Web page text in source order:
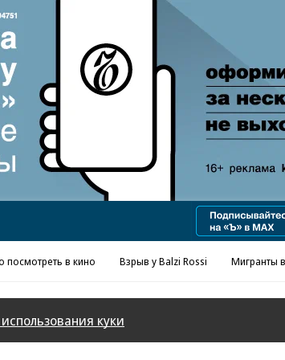
Реклама в «Ъ» www.kommersant.ru/ad
посмотреть в кино Взрыв у Balzi Rossi Мигранты
куки